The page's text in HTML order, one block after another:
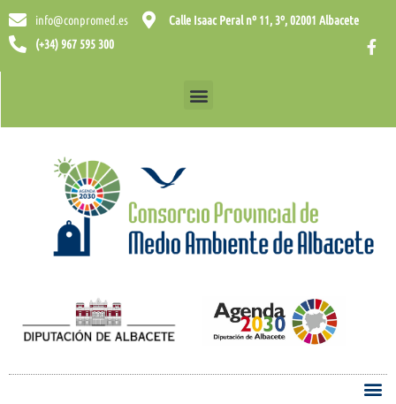
info@conpromed.es
Calle Isaac Peral nº 11, 3º, 02001 Albacete
(+34) 967 595 300